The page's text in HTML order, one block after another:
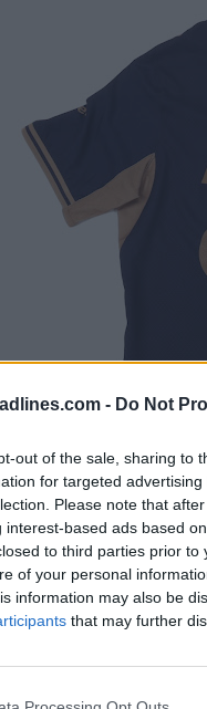
- Do Not
out of the sale, sharing to
for targeted
Please note that
interest-based ads based
to third parties prior
of your personal
information may also be
that may further